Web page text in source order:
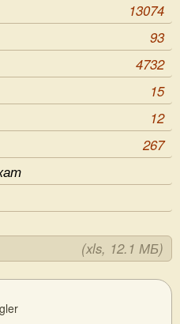
13074
93
4732
15
12
267
(xls, 12.1 МБ)